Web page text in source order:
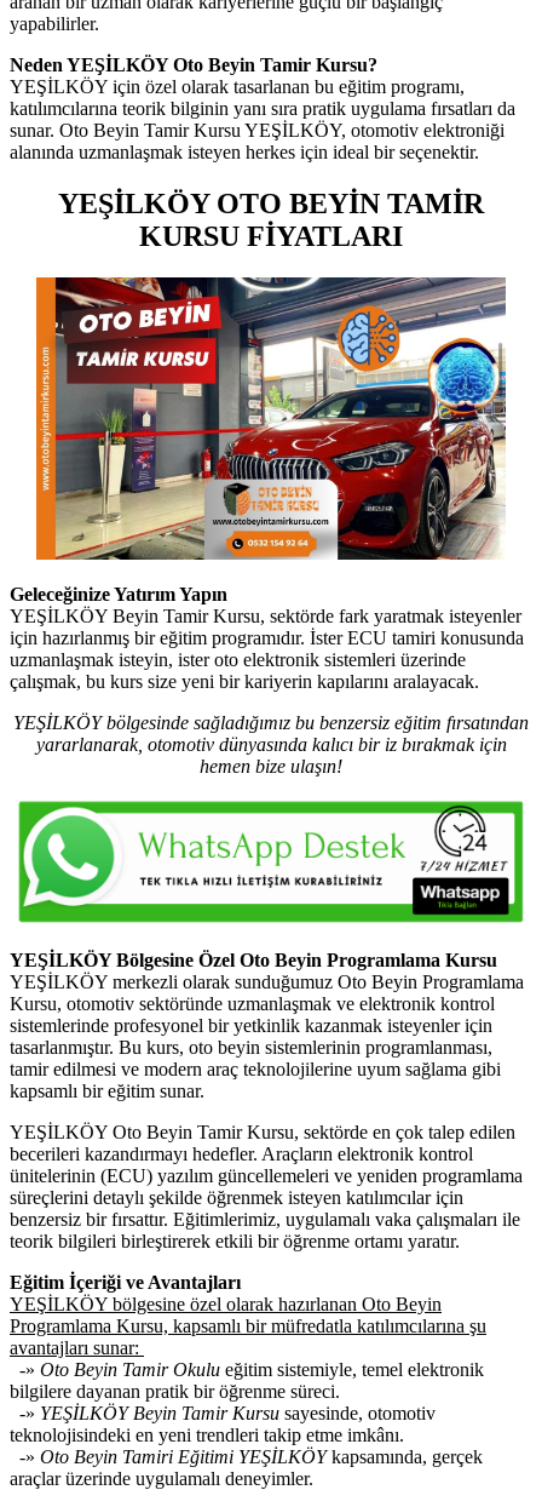
yapabilirler.
Neden YEŞİLKÖY Oto Beyin Tamir Kursu?
YEŞİLKÖY için özel olarak tasarlanan bu eğitim programı,
katılımcılarına teorik bilginin yanı sıra pratik uygulama fırsatları da
sunar. Oto Beyin Tamir Kursu YEŞİLKÖY, otomotiv elektroniği
alanında uzmanlaşmak isteyen herkes için ideal bir seçenektir.
YEŞİLKÖY OTO BEYİN TAMİR
KURSU FİYATLARI
Geleceğinize Yatırım Yapın
YEŞİLKÖY Beyin Tamir Kursu, sektörde fark yaratmak isteyenler
için hazırlanmış bir eğitim programıdır. İster ECU tamiri konusunda
uzmanlaşmak isteyin, ister oto elektronik sistemleri üzerinde
çalışmak, bu kurs size yeni bir kariyerin kapılarını aralayacak.
YEŞİLKÖY bölgesinde sağladığımız bu benzersiz eğitim fırsatından
yararlanarak, otomotiv dünyasında kalıcı bir iz bırakmak için
hemen bize ulaşın!
YEŞİLKÖY Bölgesine Özel Oto Beyin Programlama Kursu
YEŞİLKÖY merkezli olarak sunduğumuz Oto Beyin Programlama
Kursu, otomotiv sektöründe uzmanlaşmak ve elektronik kontrol
sistemlerinde profesyonel bir yetkinlik kazanmak isteyenler için
tasarlanmıştır. Bu kurs, oto beyin sistemlerinin programlanması,
tamir edilmesi ve modern araç teknolojilerine uyum sağlama gibi
kapsamlı bir eğitim sunar.
YEŞİLKÖY Oto Beyin Tamir Kursu, sektörde en çok talep edilen
becerileri kazandırmayı hedefler. Araçların elektronik kontrol
ünitelerinin (ECU) yazılım güncellemeleri ve yeniden programlama
süreçlerini detaylı şekilde öğrenmek isteyen katılımcılar için
benzersiz bir fırsattır. Eğitimlerimiz, uygulamalı vaka çalışmaları ile
teorik bilgileri birleştirerek etkili bir öğrenme ortamı yaratır.
Eğitim İçeriği ve Avantajları
YEŞİLKÖY bölgesine özel olarak hazırlanan Oto Beyin
Programlama Kursu, kapsamlı bir müfredatla katılımcılarına şu
avantajları sunar:
-» Oto Beyin Tamir Okulu eğitim sistemiyle, temel elektronik
bilgilere dayanan pratik bir öğrenme süreci.
-» YEŞİLKÖY Beyin Tamir Kursu sayesinde, otomotiv
teknolojisindeki en yeni trendleri takip etme imkânı.
-» Oto Beyin Tamiri Eğitimi YEŞİLKÖYkapsamında, gerçek
araçlar üzerinde uygulamalı deneyimler.